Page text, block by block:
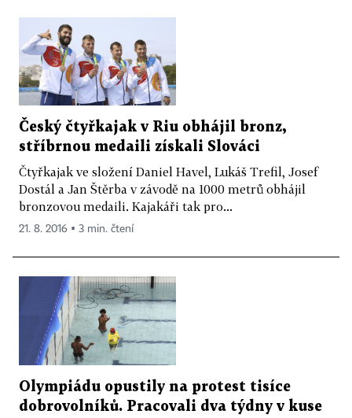
Český čtyřkajak v Riu obhájil bronz,
stříbrnou medaili získali Slováci
Čtyřkajak ve složení Daniel Havel, Lukáš Trefil, Josef
Dostál a Jan Štěrba v závodě na 1000 metrů obhájil
bronzovou medaili. Kajakáři tak pro...
21. 8. 2016 ▪ 3 min. čtení
Olympiádu opustily na protest tisíce
dobrovolníků. Pracovali dva týdny v kuse